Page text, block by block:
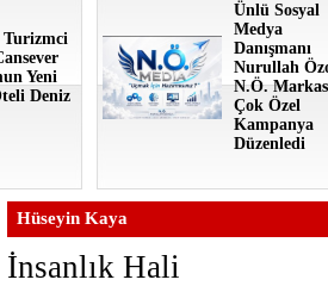
Turizmci
Yeni
Deniz
Ünlü Sosyal
Medya
Danışmanı
Nurullah
N.Ö.
Çok Özel
Kampanya
Düzenledi
Hüseyin Kaya
İnsanlık Hali